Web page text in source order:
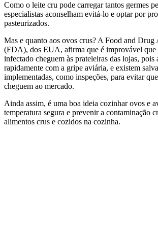
Como o leite cru pode carregar tantos germes
especialistas aconselham evitá-lo e optar por
pasteurizados.
Mas e quanto aos ovos crus? A Food and Drug
(FDA), dos EUA, afirma que é improvável que
infectado cheguem às prateleiras das lojas, pois
rapidamente com a gripe aviária, e existem
implementadas, como inspeções, para evitar
cheguem ao mercado.
Ainda assim, é uma boa ideia cozinhar ovos e
temperatura segura e prevenir a contaminação
alimentos crus e cozidos na cozinha.